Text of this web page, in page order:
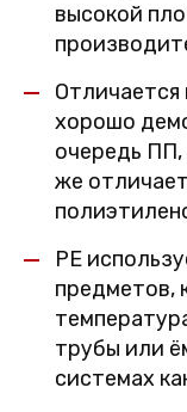
высокой
Отличается
хорошо
очередь ПП,
же
PE
предметов,
трубы или
системах